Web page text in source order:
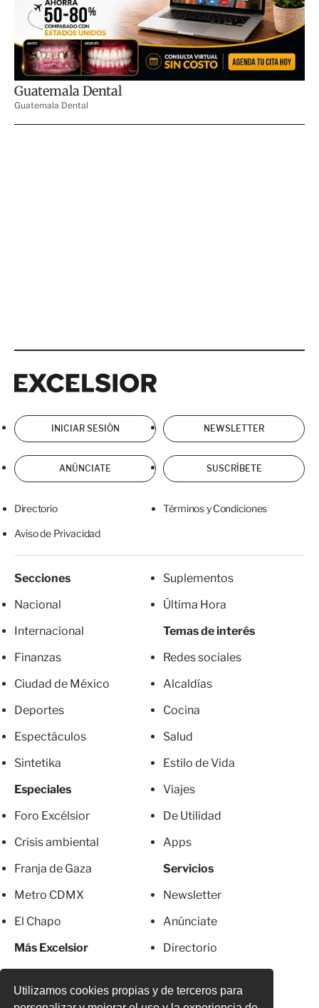
Utilizamos cookies propias y de terceros para
INICIAR SESIÓN NEWSLETTER
ANÚNCIATE SUSCRÍBETE
Directorio Términos y Condiciones
Aviso de Privacidad
Secciones
Nacional
Internacional
Finanzas
Ciudad de México
Deportes
Espectáculos
Sintetika
Especiales
Foro Excélsior
Crisis ambiental
Franja de Gaza
Metro CDMX
El Chapo
Más Excelsior
Suplementos
Última Hora
Temas de interés
Redes sociales
Alcaldías
Cocina
Salud
Estilo de Vida
Viajes
De Utilidad
Apps
Servicios
Newsletter
Anúnciate
Directorio